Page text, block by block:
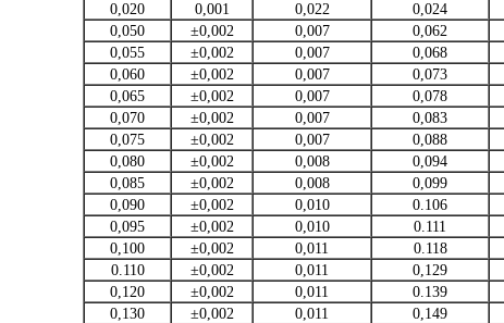
0,020
0,001 0,022 0,024
0,050
±0,002 0,007 0,062
0,055
±0,002 0,007 0,068
0,060
±0,002 0,007 0,073
0,065
±0,002 0,007 0,078
0,070
±0,002 0,007 0,083
0,075
±0,002 0,007 0,088
0,080
±0,002 0,008 0,094
0,085
±0,002 0,008 0,099
0,090
±0,002 0,010 0.106
0,095
±0,002 0,010 0.111
0,100
±0,002 0,011 0.118
0.110
±0,002 0,011 0,129
0,120
±0,002 0,011 0.139
0,130
±0,002 0,011 0,149